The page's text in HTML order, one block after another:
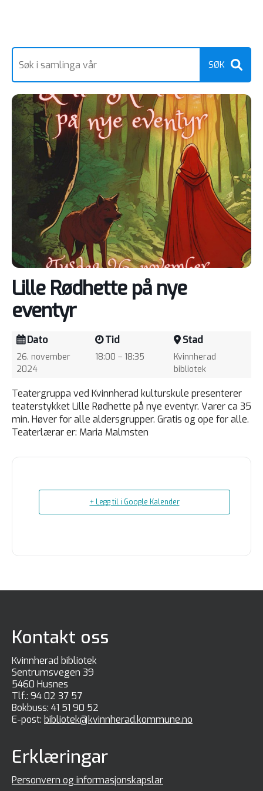
Lille Rødhette på nye
eventyr
Dato
26. november
2024
Tid
18:00 – 18:35
Stad
Kvinnherad
bibliotek
Teatergruppa ved Kvinnherad kulturskule presenterer
teaterstykket Lille Rødhette på nye eventyr. Varer ca 35
min. Høver for alle aldersgrupper. Gratis og ope for alle.
Teaterlærar er: Maria Malmsten
+ Legg til i Google Kalender
Kontakt oss
Kvinnherad bibliotek
Sentrumsvegen 39
5460 Husnes
Tlf.: 94 02 37 57
Bokbuss: 41 51 90 52
E-post: bibliotek@kvinnherad.kommune.no
Erklæringar
Personvern og informasjonskapslar